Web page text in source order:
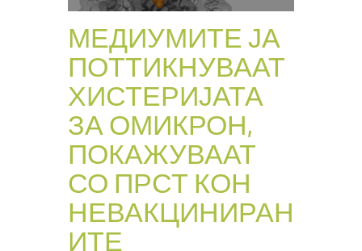
КОНТАКТ
МЕДИУМИТЕ ЈА
ПОТТИКНУВААТ
ХИСТЕРИЈАТА
ЗА ОМИКРОН,
ПОКАЖУВААТ
СО ПРСТ КОН
НЕВАКЦИНИРАН
ИТЕ